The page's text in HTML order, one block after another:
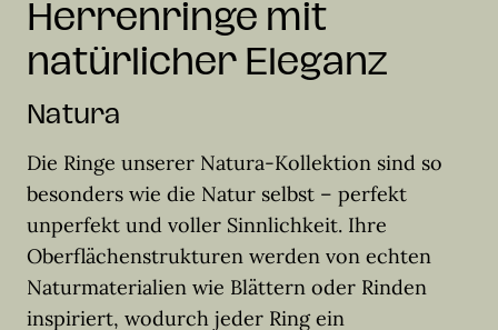
Herrenringe mit
natürlicher Eleganz
Natura
Die Ringe unserer Natura-Kollektion sind so
besonders wie die Natur selbst – perfekt
unperfekt und voller Sinnlichkeit. Ihre
Oberflächenstrukturen werden von echten
Naturmaterialien wie Blättern oder Rinden
inspiriert, wodurch jeder Ring ein